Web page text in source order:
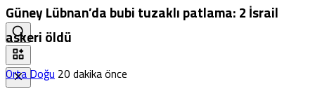
Güney Lübnan’da bubi tuzaklı patlama: 2 İsrail
askeri öldü
Orta Doğu20 dakika önce